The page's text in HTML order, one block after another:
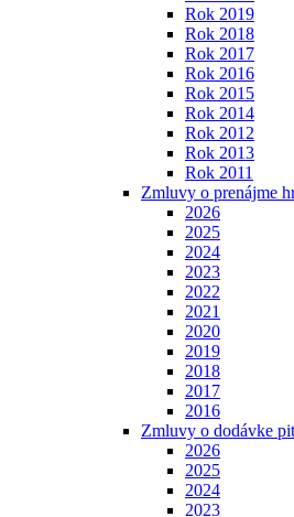
Rok 2019
Rok 2018
Rok 2017
Rok 2016
Rok 2015
Rok 2014
Rok 2012
Rok 2013
Rok 2011
Zmluvy o prenájme
2026
2025
2024
2023
2022
2021
2020
2019
2018
2017
2016
Zmluvy o dodávke
2026
2025
2024
2023